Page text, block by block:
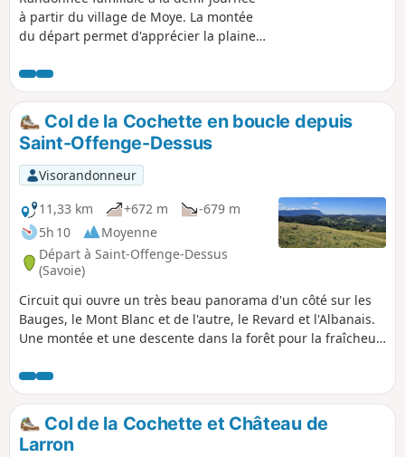
à partir du village de Moye. La montée
du départ permet d'apprécier la plaine
La deuxième partie du circuit vous fera
découvrir les différents hameaux de
Moye ; sans oublier les petits plus du
circuit : la petite cascade et le pont sur
la Rivière du Parmand.
Col de la Cochette en boucle depuis
Saint-Offenge-Dessus
Visorandonneur
11,33 km
+672 m
-679 m
5h 10
Moyenne
Départ à Saint-Offenge-Dessus
(Savoie)
Circuit qui ouvre un très beau panorama d'un côté sur les
Bauges, le Mont Blanc et de l'autre, le Revard et l'Albanais.
Une montée et une descente dans la forêt pour la fraîcheur,
présente de nombreuses qualités. Ce circuit ne présente
pas de difficulté technique. À noter un passage avec câble
sans grande difficulté après les chalets Mermet.
Col de la Cochette et Château de
Larron